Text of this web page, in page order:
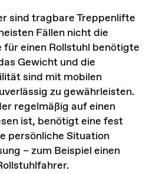
sind tragbare Treppenlifte
Fällen nicht die
für einen Rollstuhl benötigte
Gewicht und die
sind mit mobilen
zu gewährleisten.
regelmäßig auf einen
ist, benötigt eine fest
persönliche Situation
– zum Beispiel einen
.